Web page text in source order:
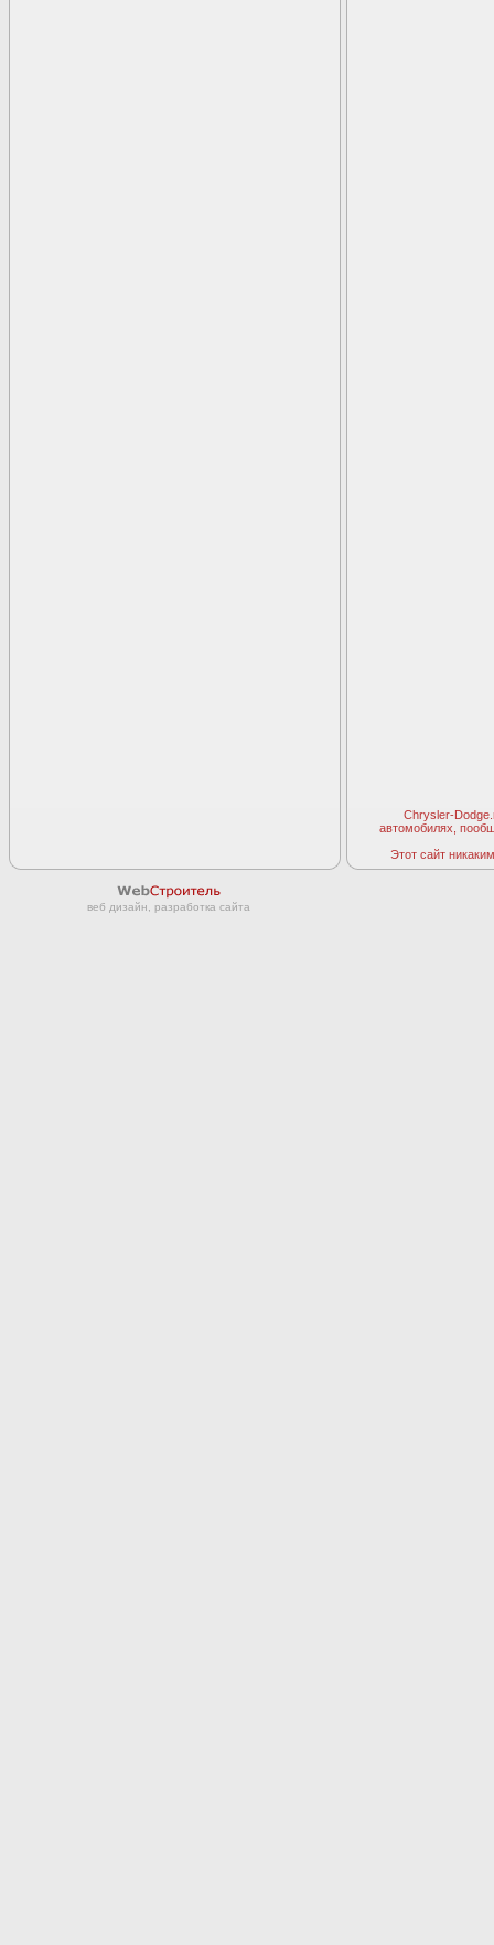
Chrysler-
автомобилях,
Этот сайт
веб дизайн, разработка сайта